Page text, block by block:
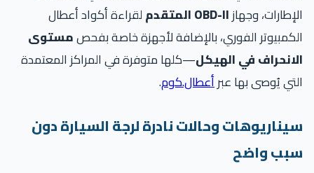
وجهازOBD-II المتقدم
لقراءة أكواد أعطال
الفوري، بالإضافة لأجهزة خاصة بفحصمستوى
في الهيكل—كلها متوفرة في المراكز المعتمدة
يُوصى بها عبرأعطال.كوم.
وحالات نادرة لرجة السيارة دون
واضح